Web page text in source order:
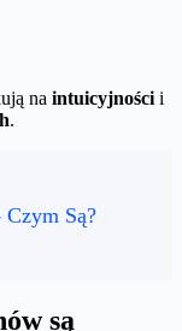
na intuicyjności i
.
Są?
są